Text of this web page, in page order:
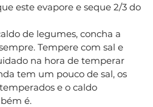
este evapore e seque 2/3 do
de legumes, concha a
Tempere com sal e
na hora de temperar
tem um pouco de sal, os
e o caldo
é.